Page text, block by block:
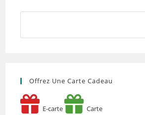
Offrez Une Carte Cadeau
E-carte Carte